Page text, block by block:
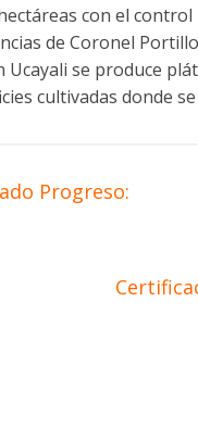
con el
de Coronel
se produce
cultivadas donde
Progreso: